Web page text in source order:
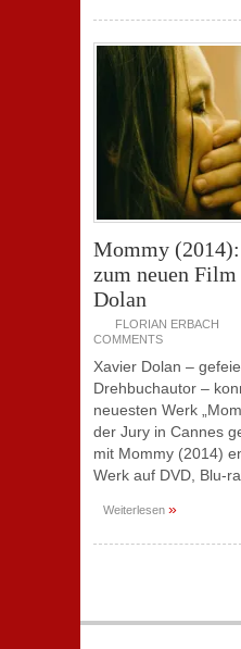
Mommy
zum neuen
Dolan
FLORIAN ERBACH
COMMENTS
Xavier Dolan –
Drehbuchautor –
neuesten Werk
der Jury in Cannes
mit Mommy (2014)
Werk auf DVD, Blu-
Weiterlesen »